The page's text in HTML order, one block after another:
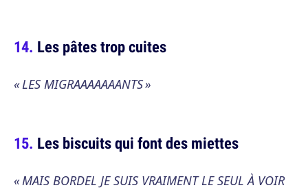
Les pâtes trop cuites
« LES MIGRAAAAAAANTS »
Les biscuits qui font des miettes
« MAIS BORDEL JE SUIS VRAIMENT LE SEUL À VOIR